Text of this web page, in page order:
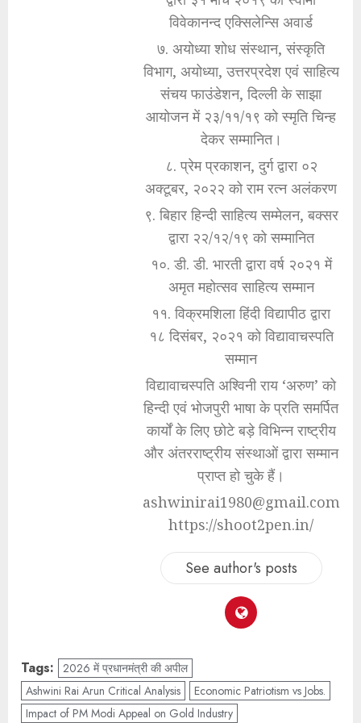
विवेकानन्द एक्सिलेन्सि अवार्ड
७. अयोध्या शोध संस्थान, संस्कृति
विभाग, अयोध्या, उत्तरप्रदेश एवं साहित्य
संचय फाउंडेशन, दिल्ली के साझा
आयोजन में २३/११/१९ को स्मृति चिन्ह
देकर सम्मानित।
८. प्रेम प्रकाशन, दुर्ग द्वारा ०२
अक्टूबर, २०२२ को राम रत्न अलंकरण
९. बिहार हिन्दी साहित्य सम्मेलन, बक्सर
द्वारा २२/१२/१९ को सम्मानित
१०. डी. डी. भारती द्वारा वर्ष २०२१ में
अमृत महोत्सव साहित्य सम्मान
११. विक्रमशिला हिंदी विद्यापीठ द्वारा
१८ दिसंबर, २०२१ को विद्यावाचस्पति
सम्मान
विद्यावाचस्पति अश्विनी राय ‘अरुण’ को
हिन्दी एवं भोजपुरी भाषा के प्रति समर्पित
कार्यों के लिए छोटे बड़े विभिन्न राष्ट्रीय
और अंतरराष्ट्रीय संस्थाओं द्वारा सम्मान
प्राप्त हो चुके हैं।
ashwinirai1980@gmail.com
https://shoot2pen.in/
See author's posts
Tags: 2026 में प्रधानमंत्री की अपील
Ashwini Rai Arun Critical Analysis
Economic Patriotism vs Jobs.
Impact of PM Modi Appeal on Gold Industry